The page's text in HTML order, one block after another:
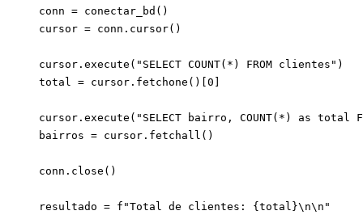
    conn = conectar_bd()
    cursor = conn.cursor()
    cursor.execute("SELECT COUNT(*) FROM clientes")
    total = cursor.fetchone()[0]
cursor.execute("SELECT bairro, COUNT(*) as total
    bairros = cursor.fetchall()
    conn.close()
    resultado = f"Total de clientes: {total}\n\n"